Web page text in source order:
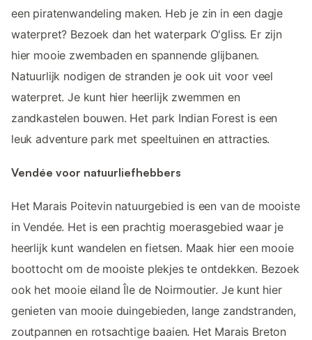
een piratenwandeling maken. Heb je zin in een dagje
waterpret? Bezoek dan het waterpark O'gliss. Er zijn
hier mooie zwembaden en spannende glijbanen.
Natuurlijk nodigen de stranden je ook uit voor veel
waterpret. Je kunt hier heerlijk zwemmen en
zandkastelen bouwen. Het park Indian Forest is een
leuk adventure park met speeltuinen en attracties.
Vendée voor natuurliefhebbers
Het Marais Poitevin natuurgebied is een van de mooiste
in Vendée. Het is een prachtig moerasgebied waar je
heerlijk kunt wandelen en fietsen. Maak hier een mooie
boottocht om de mooiste plekjes te ontdekken. Bezoek
ook het mooie eiland Île de Noirmoutier. Je kunt hier
genieten van mooie duingebieden, lange zandstranden,
zoutpannen en rotsachtige baaien. Het Marais Breton